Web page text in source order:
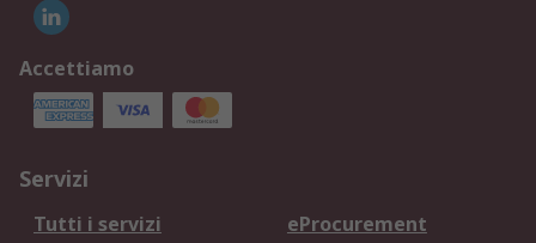
Accettiamo
Servizi
Tutti i servizi
eProcurement